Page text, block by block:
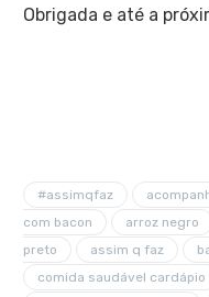
Obrigada e até a
#assimqfaz
com bacon
arroz negro
preto
assim q faz
comida saudável cardápio